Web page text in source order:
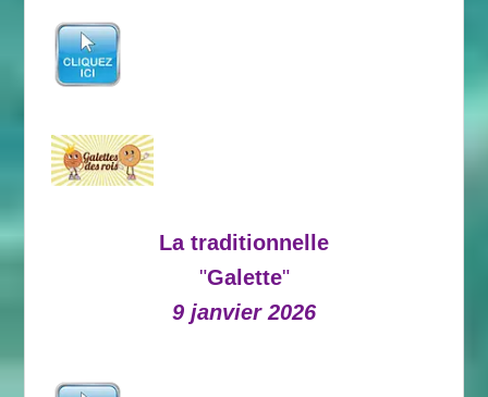
La traditionnelle
"Galette"
9 janvier 2026